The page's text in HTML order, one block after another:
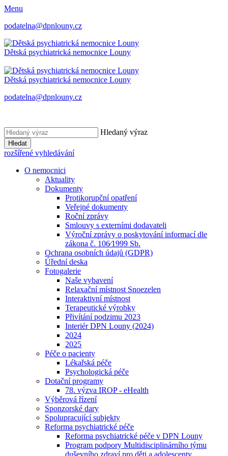
Menu
podatelna@dpnlouny.cz
Dětská psychiatrická nemocnice Louny
Dětská psychiatrická nemocnice Louny
podatelna@dpnlouny.cz
Hledaný výraz
Hledat
rozšířené vyhledávání
O nemocnici
Aktuality
Dokumenty
Protikorupční opatření
Veřejné dokumenty
Roční zprávy
Smlouvy s externími dodavateli
Výroční zprávy o poskytování informací dle
zákona č. 106⁄1999 Sb.
Ochrana osobních údajů (GDPR)
Úřední deska
Fotogalerie
Naše vybavení
Relaxační místnost Snoezelen
Interaktivní místnost
Terapeutické výrobky
Přivítání podzimu 2023
Interiér DPN Louny (2024)
2024
2025
Péče o pacienty
Lékařská péče
Psychologická péče
Dotační programy
78. výzva IROP - eHealth
Výběrová řízení
Sponzorské dary
Spolupracující subjekty
Reforma psychiatrické péče
Reforma psychiatrické péče v DPN Louny
Program podpory Multidisciplinárního týmu
duševního zdraví pro děti a adolescenty